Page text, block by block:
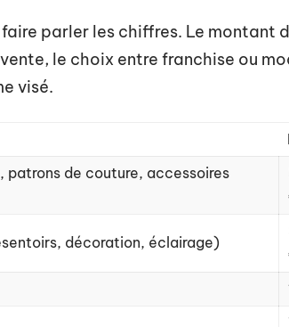
faire parler les chiffres. Le montant
le choix entre franchise ou
visé.
patrons de couture, accessoires
décoration, éclairage)